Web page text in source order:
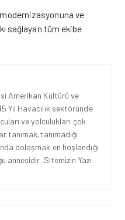
modernizasyonuna ve
sağlayan tüm ekibe
Amerikan Kültürü ve
Yıl Havacılık sektöründe
ve yolculukları çok
tanımak,tanımadığı
dolaşmak en hoşlandığı
annesidir. Sitemizin Yazı